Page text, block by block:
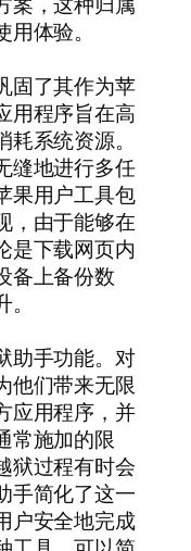
体验。
固了其作为苹
用程序旨在高
系统资源。
缝地进行多任
果用户工具包
，由于能够在
是下载网页内
备上备份数
助手功能。对
他们带来无限
应用程序，并
常施加的限
狱过程有时会
手简化了这一
户安全地完成